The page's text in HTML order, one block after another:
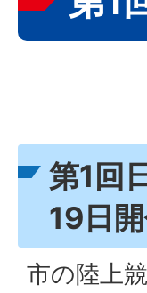
第1回
19日開
市の陸上